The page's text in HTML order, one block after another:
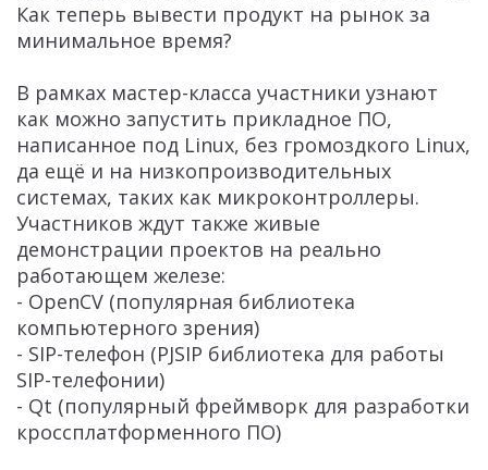
Как теперь вывести продукт на рынок за
минимальное время?
В рамках мастер-класса участники узнают
как можно запустить прикладное ПО,
написанное под Linux, без громоздкого Linux,
да ещё и на низкопроизводительных
системах, таких как микроконтроллеры.
Участников ждут также живые
демонстрации проектов на реально
работающем железе:
- OpenCV (популярная библиотека
компьютерного зрения)
- SIP-телефон (PJSIP библиотека для работы
SIP-телефонии)
- Qt (популярный фреймворк для разработки
кроссплатформенного ПО)